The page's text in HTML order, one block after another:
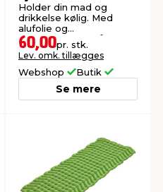
Holder din mad og
drikkelse kølig. Med
alufolie og
skumpolstring. Mål: 23 x
35 x 24 cm.
60,00pr. stk.
Lev. omk. tillægges
Webshop Butik
Se mere